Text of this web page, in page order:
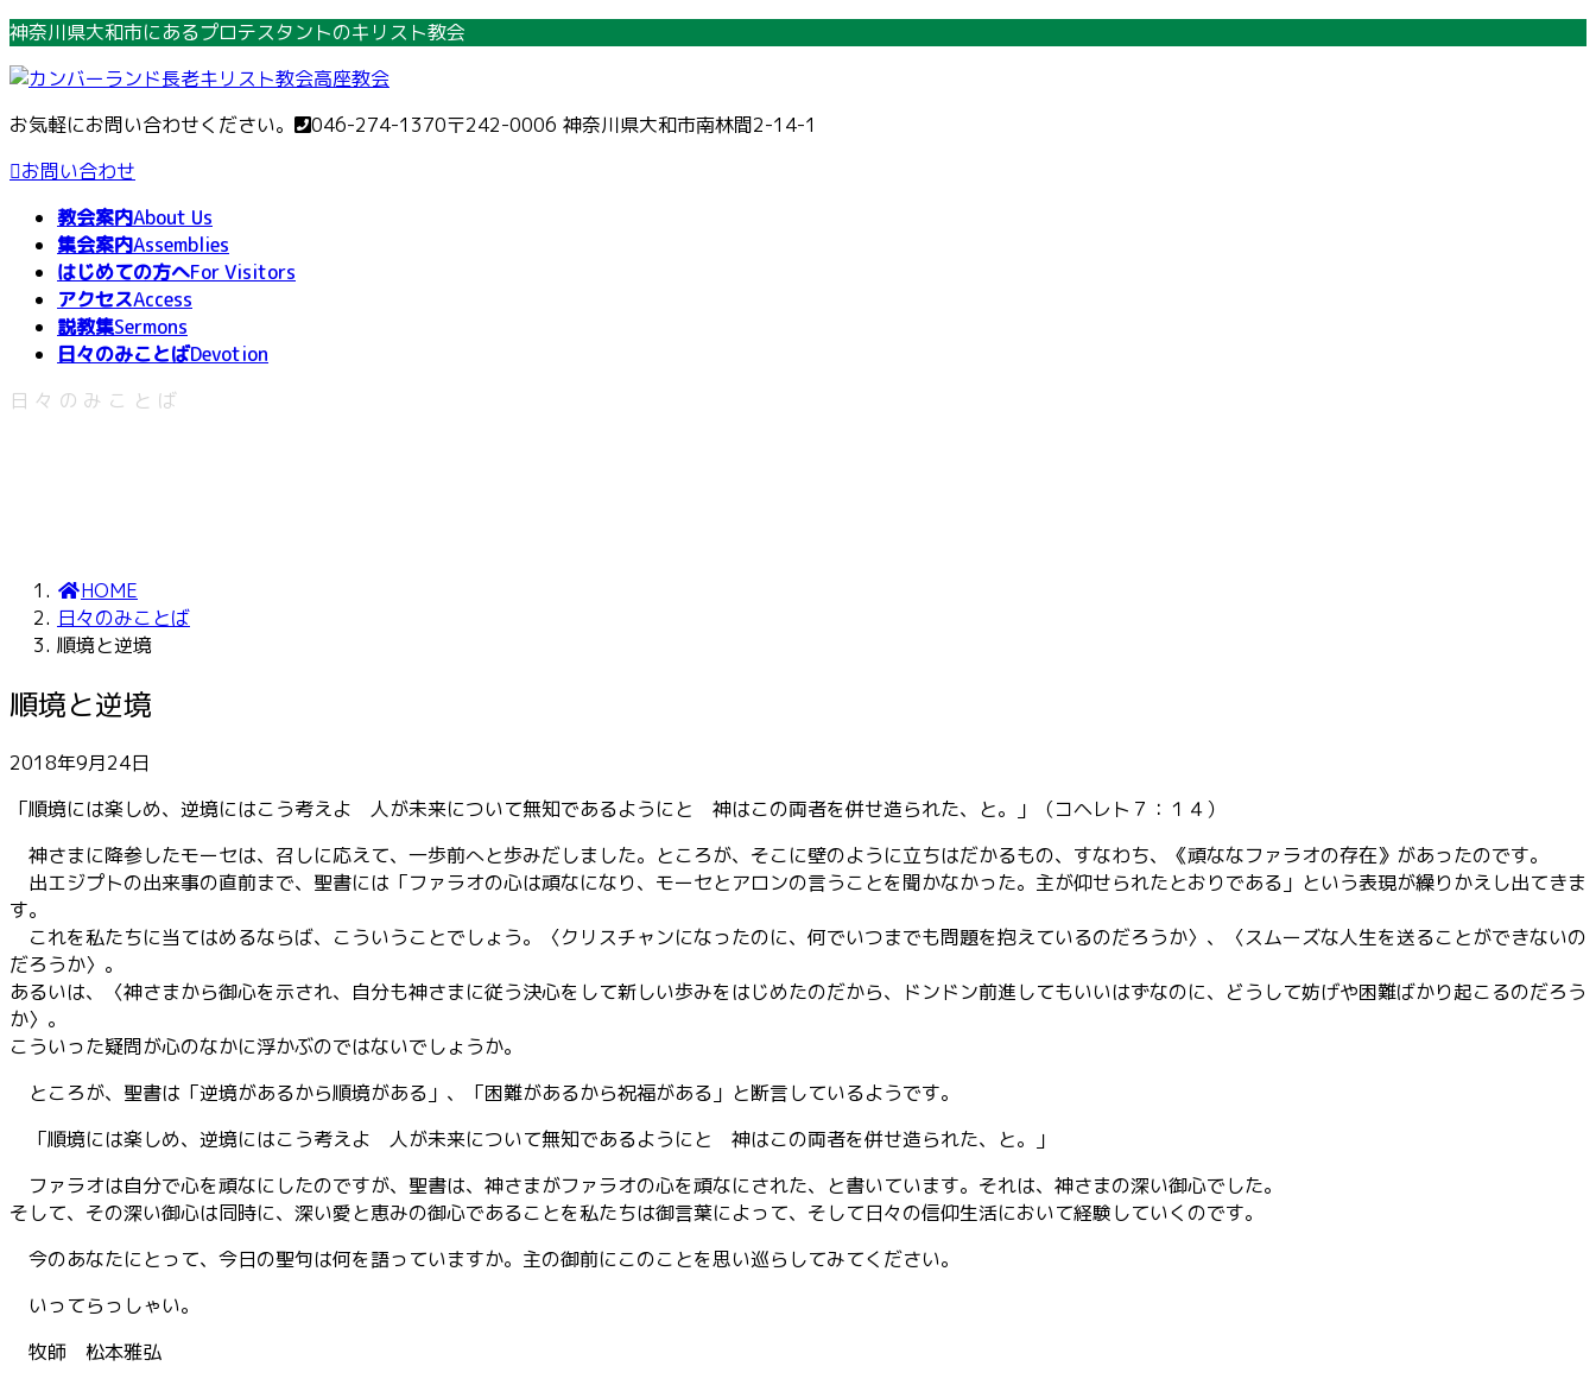
コ
テ
ン
ツ
へ
ナ
ゲ
ー
シ
ョ
神奈川県大和市にあるプロテスタントのキリスト教会
お気軽にお問い合わせください。 046-274-1370〒242-0006 神奈川県大和市南林間2-14-1
お問い合わせ
教会案内About Us
集会案内Assemblies
はじめての方へFor Visitors
アクセスAccess
説教集Sermons
日々のみことばDevotion
日々のみことば
HOME
日々のみことば
順境と逆境
順境と逆境
2018年9月24日
「順境には楽しめ、逆境にはこう考えよ 人が未来について無知であるようにと 神はこの両者を併せ造られた、と。」（コヘレト７：１４）
神さまに降参したモーセは、召しに応えて、一歩前へと歩みだしました。ところが、そこに壁のように立ちはだかるもの、すなわち、《頑ななファラオの存在》があったのです。
出エジプトの出来事の直前まで、聖書には「ファラオの心は頑なになり、モーセとアロンの言うことを聞かなかった。主が仰せられたとおりである」という表現が繰りかえし出てきま
す。
これを私たちに当てはめるならば、こういうことでしょう。〈クリスチャンになったのに、何でいつまでも問題を抱えているのだろうか〉、〈スムーズな人生を送ることができないの
だろうか〉。
あるいは、〈神さまから御心を示され、自分も神さまに従う決心をして新しい歩みをはじめたのだから、ドンドン前進してもいいはずなのに、どうして妨げや困難ばかり起こるのだろう
か〉。
こういった疑問が心のなかに浮かぶのではないでしょうか。
ところが、聖書は「逆境があるから順境がある」、「困難があるから祝福がある」と断言しているようです。
「順境には楽しめ、逆境にはこう考えよ 人が未来について無知であるようにと 神はこの両者を併せ造られた、と。」
ファラオは自分で心を頑なにしたのですが、聖書は、神さまがファラオの心を頑なにされた、と書いています。それは、神さまの深い御心でした。
そして、その深い御心は同時に、深い愛と恵みの御心であることを私たちは御言葉によって、そして日々の信仰生活において経験していくのです。
今のあなたにとって、今日の聖句は何を語っていますか。主の御前にこのことを思い巡らしてみてください。
いってらっしゃい。
牧師 松本雅弘